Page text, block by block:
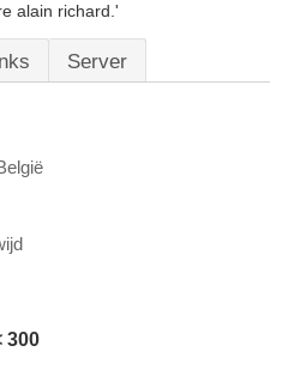
alain richard.'
Server
300